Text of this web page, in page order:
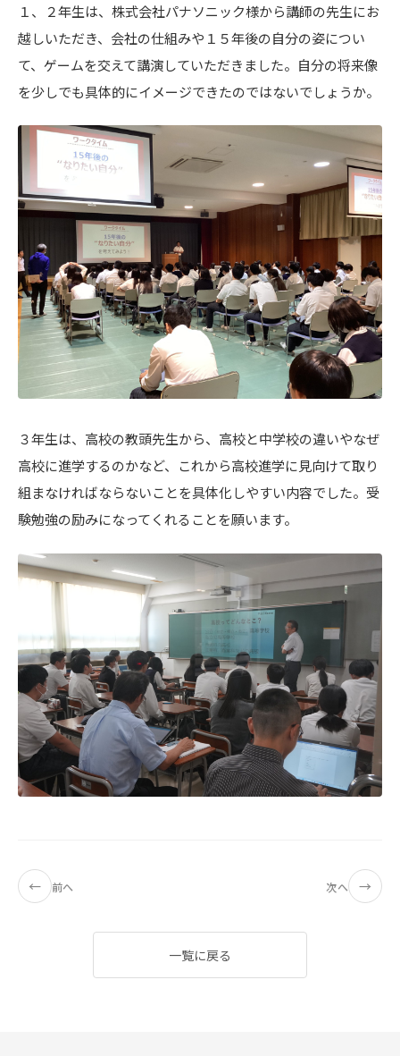
１、２年生は、株式会社パナソニック様から講師の先生にお
越しいただき、会社の仕組みや１５年後の自分の姿につい
て、ゲームを交えて講演していただきました。自分の将来像
を少しでも具体的にイメージできたのではないでしょうか。
３年生は、高校の教頭先生から、高校と中学校の違いやなぜ
高校に進学するのかなど、これから高校進学に見向けて取り
組まなければならないことを具体化しやすい内容でした。受
験勉強の励みになってくれることを願います。
← 前へ 次へ →
一覧に戻る